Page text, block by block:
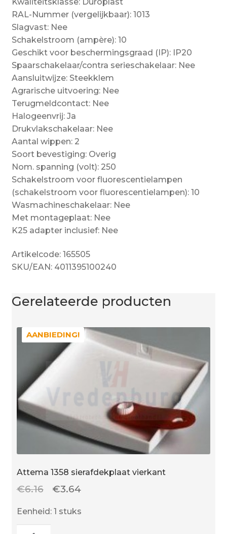
RAL-Nummer (vergelijkbaar): 1013
Slagvast: Nee
Schakelstroom (ampère): 10
Geschikt voor beschermingsgraad (IP): IP20
Spaarschakelaar/contra serieschakelaar: Nee
Aansluitwijze: Steekklem
Agrarische uitvoering: Nee
Terugmeldcontact: Nee
Halogeenvrij: Ja
Drukvlakschakelaar: Nee
Aantal wippen: 2
Soort bevestiging: Overig
Nom. spanning (volt): 250
Schakelstroom voor fluorescentielampen
(schakelstroom voor fluorescentielampen): 10
Wasmachineschakelaar: Nee
Met montageplaat: Nee
K25 adapter inclusief: Nee
Artikelcode: 165505
SKU/EAN: 4011395100240
Gerelateerde producten
AANBIEDING!
Attema 1358 sierafdekplaat vierkant
AANBIEDING!
€6.16
Oorspronkelijke
€3.64Huidige
Eenheid: 1 stuks